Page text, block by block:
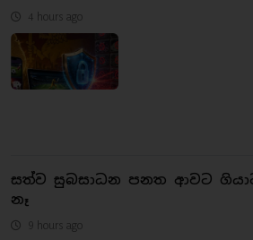
4 hours ago
සත්ව සුබසාධන පනත ආවට
නෑ
9 hours ago